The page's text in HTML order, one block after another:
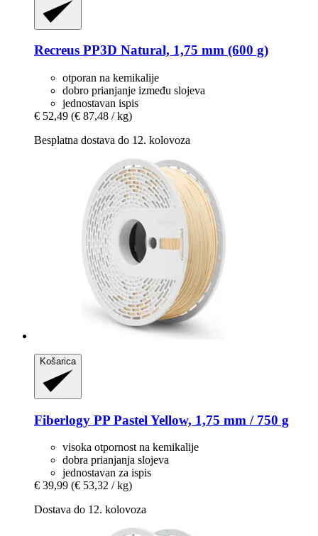
Recreus PP3D Natural, 1,75 mm (600 g)
otporan na kemikalije
dobro prianjanje između slojeva
jednostavan ispis
€ 52,49 (€ 87,48 / kg)
Besplatna dostava do 12. kolovoza
Košarica
Fiberlogy PP Pastel Yellow, 1,75 mm / 750 g
visoka otpornost na kemikalije
dobra prianjanja slojeva
jednostavan za ispis
€ 39,99 (€ 53,32 / kg)
Dostava do 12. kolovoza